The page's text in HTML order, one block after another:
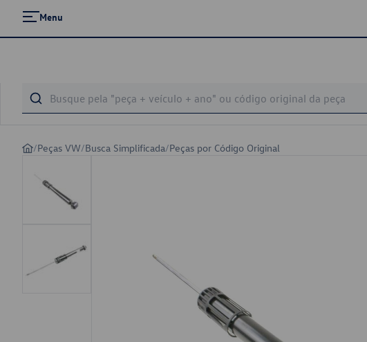
Menu
/Peças VW/Busca Simplificada/Peças por Código Original